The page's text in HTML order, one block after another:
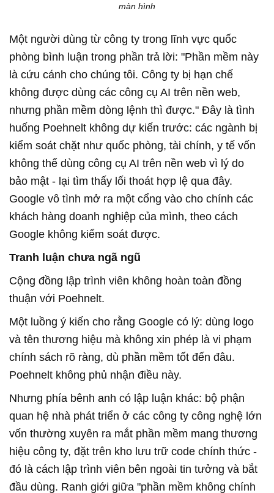
màn hình
Một người dùng từ công ty trong lĩnh vực quốc
phòng bình luận trong phần trả lời: "Phần mềm này
là cứu cánh cho chúng tôi. Công ty bị hạn chế
không được dùng các công cụ AI trên nền web,
nhưng phần mềm dòng lệnh thì được." Đây là tình
huống Poehnelt không dự kiến trước: các ngành bị
kiểm soát chặt như quốc phòng, tài chính, y tế vốn
không thể dùng công cụ AI trên nền web vì lý do
bảo mật - lại tìm thấy lối thoát hợp lệ qua đây.
Google vô tình mở ra một cổng vào cho chính các
khách hàng doanh nghiệp của mình, theo cách
Google không kiểm soát được.
Tranh luận chưa ngã ngũ
Cộng đồng lập trình viên không hoàn toàn đồng
thuận với Poehnelt.
Một luồng ý kiến cho rằng Google có lý: dùng logo
và tên thương hiệu mà không xin phép là vi phạm
chính sách rõ ràng, dù phần mềm tốt đến đâu.
Poehnelt không phủ nhận điều này.
Nhưng phía bênh anh có lập luận khác: bộ phận
quan hệ nhà phát triển ở các công ty công nghệ lớn
vốn thường xuyên ra mắt phần mềm mang thương
hiệu công ty, đặt trên kho lưu trữ code chính thức -
đó là cách lập trình viên bên ngoài tin tưởng và bắt
đầu dùng. Ranh giới giữa "phần mềm không chính